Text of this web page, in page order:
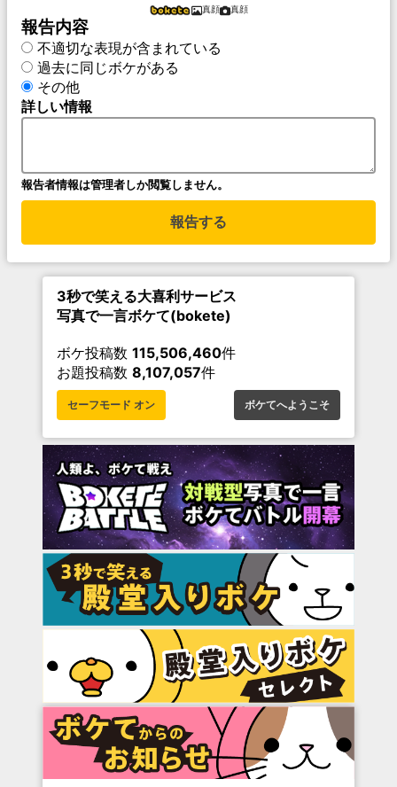
真顔 真顔
報告内容
不適切な表現が含まれている
過去に同じボケがある
その他
詳しい情報
報告者情報は管理者しか閲覧しません。
報告する
3秒で笑える大喜利サービス
写真で一言ボケて(bokete)
ボケ投稿数 115,506,460件
お題投稿数 8,107,057件
セーフモード オン ボケてへようこそ